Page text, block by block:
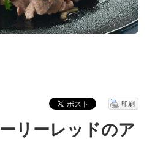
リーレッドのア
印刷